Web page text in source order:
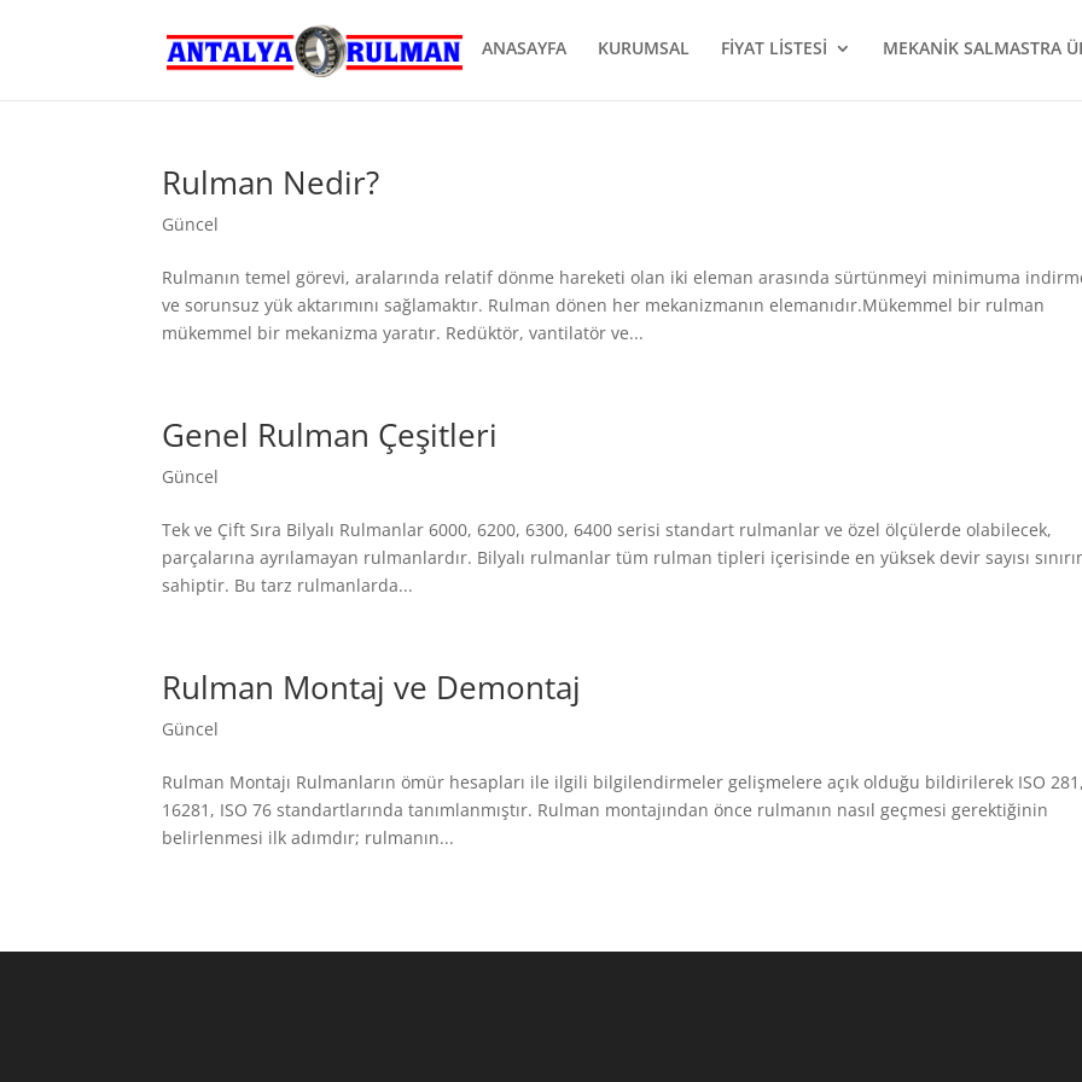
ANASAYFA KURUMSAL FİYAT LİSTESİ MEKANİK SALMASTRA
Rulman Nedir?
Güncel
Rulmanın temel görevi, aralarında relatif dönme hareketi olan iki eleman arasında sürtünmeyi minimuma
ve sorunsuz yük aktarımını sağlamaktır. Rulman dönen her mekanizmanın elemanıdır.Mükemmel bir rulman
mükemmel bir mekanizma yaratır. Redüktör, vantilatör ve...
Genel Rulman Çeşitleri
Güncel
Tek ve Çift Sıra Bilyalı Rulmanlar 6000, 6200, 6300, 6400 serisi standart rulmanlar ve özel ölçülerde olabilecek,
parçalarına ayrılamayan rulmanlardır. Bilyalı rulmanlar tüm rulman tipleri içerisinde en yüksek devir sayısı
sahiptir. Bu tarz rulmanlarda...
Rulman Montaj ve Demontaj
Güncel
Rulman Montajı Rulmanların ömür hesapları ile ilgili bilgilendirmeler gelişmelere açık olduğu bildirilerek ISO
16281, ISO 76 standartlarında tanımlanmıştır. Rulman montajından önce rulmanın nasıl geçmesi gerektiğinin
belirlenmesi ilk adımdır; rulmanın...